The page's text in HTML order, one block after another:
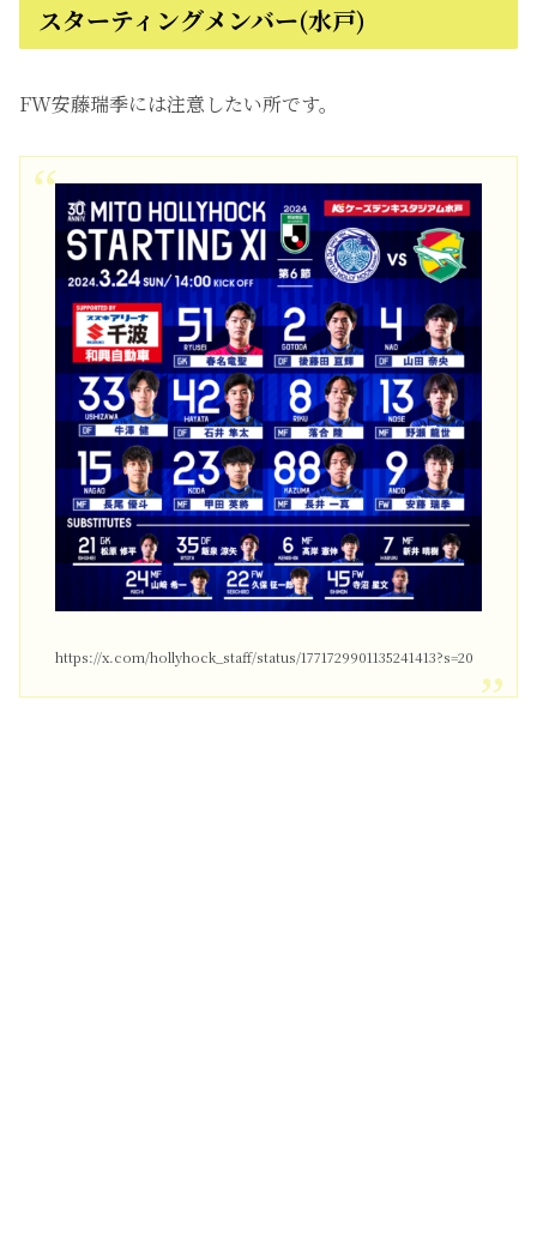
スターティングメンバー(水戸)
FW安藤瑞季には注意したい所です。
https://x.com/hollyhock_staff/status/1771729901135241413?s=20